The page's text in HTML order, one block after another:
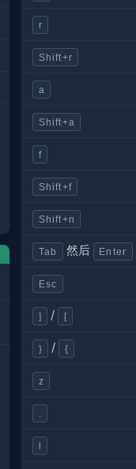
r
Shift+r
a
Shift+a
f
Shift+f
Shift+n
Tab 然后 Enter
Esc
] / [
} / {
z
l